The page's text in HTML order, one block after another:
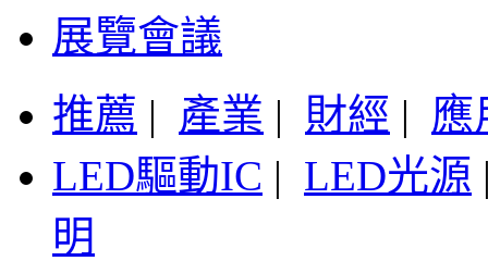
展覽會議
推薦 | 產業 | 財經 | 應
LED驅動IC | LED光源
明